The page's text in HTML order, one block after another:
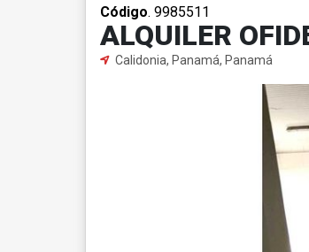
Código. 9985511
ALQUILER
Calidonia, Panamá, Panamá